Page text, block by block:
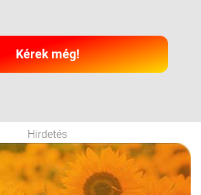
Kérek még!
Hirdetés